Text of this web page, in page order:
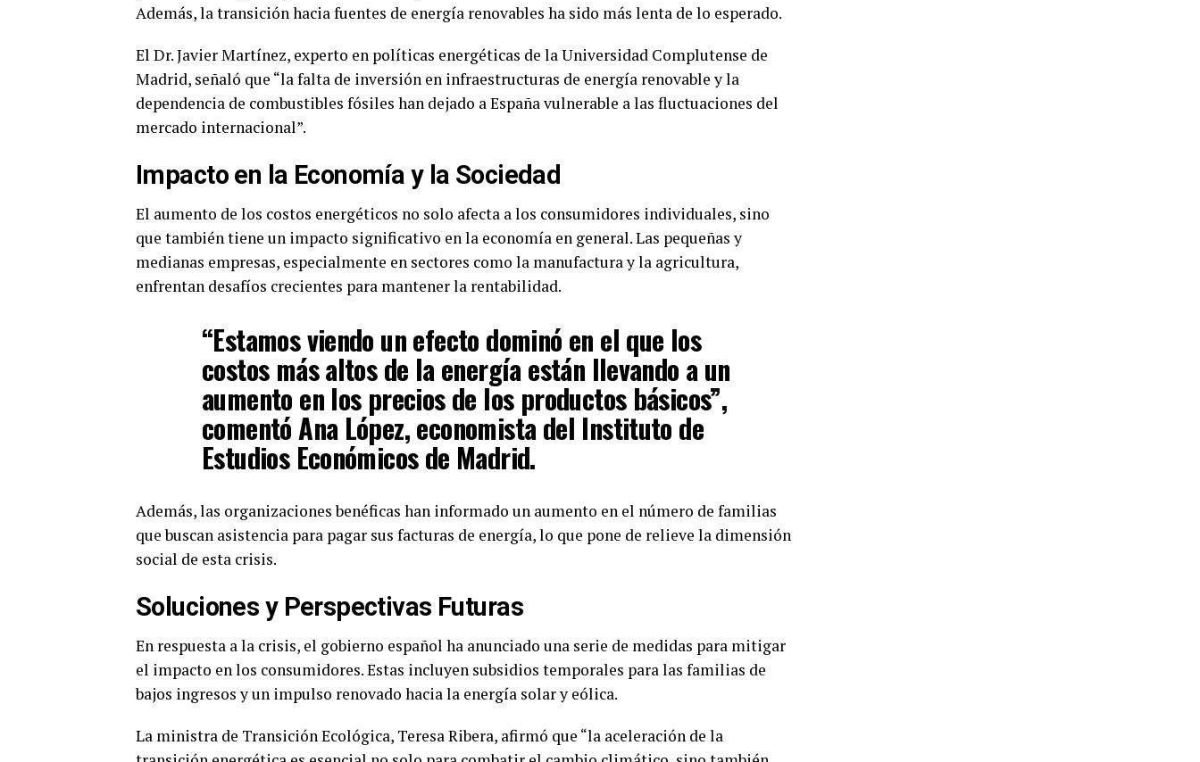
Además, la transición hacia fuentes de energía renovables ha sido más lenta de lo esperado.
El Dr. Javier Martínez, experto en políticas energéticas de la Universidad Complutense de
Madrid, señaló que “la falta de inversión en infraestructuras de energía renovable y la
dependencia de combustibles fósiles han dejado a España vulnerable a las fluctuaciones del
mercado internacional”.
Impacto en la Economía y la Sociedad
El aumento de los costos energéticos no solo afecta a los consumidores individuales, sino
que también tiene un impacto significativo en la economía en general. Las pequeñas y
medianas empresas, especialmente en sectores como la manufactura y la agricultura,
enfrentan desafíos crecientes para mantener la rentabilidad.
“Estamos viendo un efecto dominó en el que los
costos más altos de la energía están llevando a un
aumento en los precios de los productos básicos”,
comentó Ana López, economista del Instituto de
Estudios Económicos de Madrid.
Además, las organizaciones benéficas han informado un aumento en el número de familias
que buscan asistencia para pagar sus facturas de energía, lo que pone de relieve la dimensión
social de esta crisis.
Soluciones y Perspectivas Futuras
En respuesta a la crisis, el gobierno español ha anunciado una serie de medidas para mitigar
el impacto en los consumidores. Estas incluyen subsidios temporales para las familias de
bajos ingresos y un impulso renovado hacia la energía solar y eólica.
La ministra de Transición Ecológica, Teresa Ribera, afirmó que “la aceleración de la